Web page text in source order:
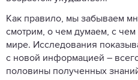
Как правило, мы забываем
смотрим, о чем думаем, с чем
мире. Исследования
с новой информацией –
половины полученных